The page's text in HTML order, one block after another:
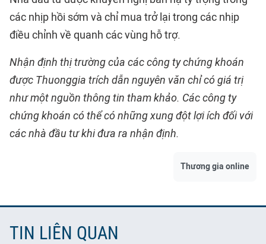
các nhịp hồi sớm và chỉ mua trở lại trong các nhịp
điều chỉnh về quanh các vùng hỗ trợ.
Nhận định thị trường của các công ty chứng khoán
được Thuonggia trích dẫn nguyên văn chỉ có giá trị
như một nguồn thông tin tham khảo. Các công ty
chứng khoán có thể có những xung đột lợi ích đối với
các nhà đầu tư khi đưa ra nhận định.
Thương gia online
TIN LIÊN QUAN